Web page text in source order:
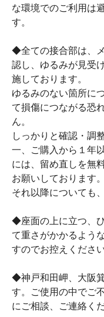
な環境でのご利用は
す。
◆全ての接合部は、
認し、ゆるみが見受
施しております。
ゆるみのない箇所に
て損傷につながる恐
ん。
しっかりと確認・調
一、ご購入から１年
には、留め直しを無
お願いしております。
それ以降についても
◆座面の上に立つ、
て重さがかかるよう
すのでお控えください
◆神戸和田岬、大阪
す。ご使用の中でご
にご相談、ご連絡く